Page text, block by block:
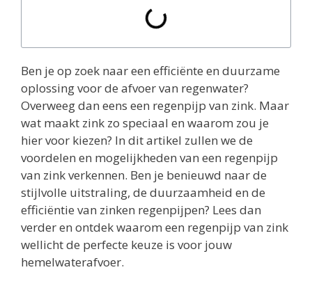
Ben je op zoek naar een efficiënte en duurzame
oplossing voor de afvoer van regenwater?
Overweeg dan eens een regenpijp van zink. Maar
wat maakt zink zo speciaal en waarom zou je
hier voor kiezen? In dit artikel zullen we de
voordelen en mogelijkheden van een regenpijp
van zink verkennen. Ben je benieuwd naar de
stijlvolle uitstraling, de duurzaamheid en de
efficiëntie van zinken regenpijpen? Lees dan
verder en ontdek waarom een regenpijp van zink
wellicht de perfecte keuze is voor jouw
hemelwaterafvoer.